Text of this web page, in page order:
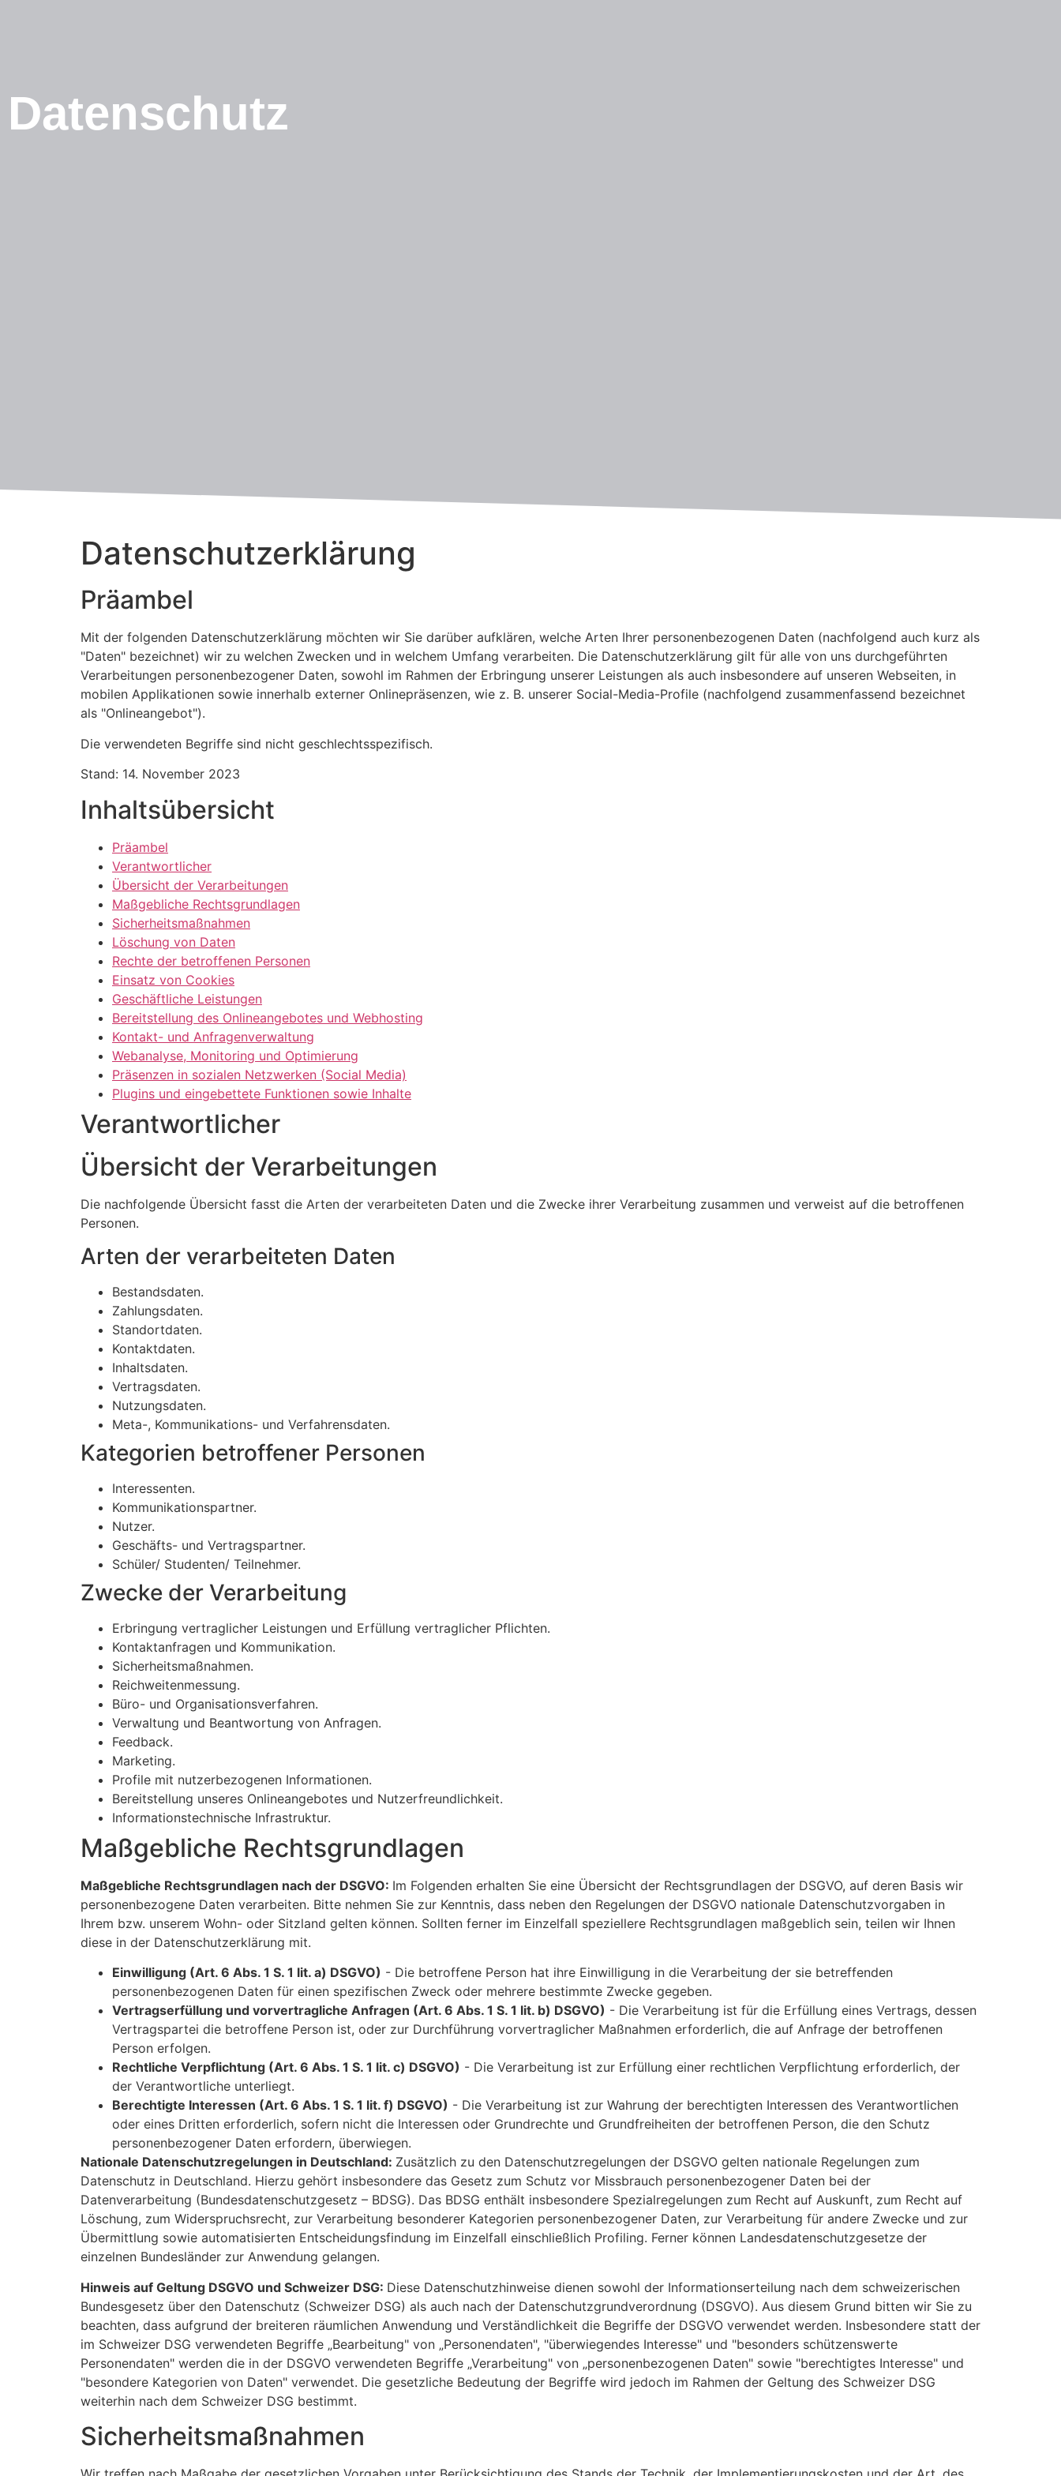
Datenschutz
Datenschutzerklärung
Präambel
Mit der folgenden Datenschutzerklärung möchten wir Sie darüber aufklären, welche Arten Ihrer personenbezogenen Daten (nachfolgend auch kurz als
"Daten" bezeichnet) wir zu welchen Zwecken und in welchem Umfang verarbeiten. Die Datenschutzerklärung gilt für alle von uns durchgeführten
Verarbeitungen personenbezogener Daten, sowohl im Rahmen der Erbringung unserer Leistungen als auch insbesondere auf unseren Webseiten, in
mobilen Applikationen sowie innerhalb externer Onlinepräsenzen, wie z. B. unserer Social-Media-Profile (nachfolgend zusammenfassend bezeichnet
als "Onlineangebot").
Die verwendeten Begriffe sind nicht geschlechtsspezifisch.
Stand: 14. November 2023
Inhaltsübersicht
Präambel
Verantwortlicher
Übersicht der Verarbeitungen
Maßgebliche Rechtsgrundlagen
Sicherheitsmaßnahmen
Löschung von Daten
Rechte der betroffenen Personen
Einsatz von Cookies
Geschäftliche Leistungen
Bereitstellung des Onlineangebotes und Webhosting
Kontakt- und Anfragenverwaltung
Webanalyse, Monitoring und Optimierung
Präsenzen in sozialen Netzwerken (Social Media)
Plugins und eingebettete Funktionen sowie Inhalte
Verantwortlicher
Übersicht der Verarbeitungen
Die nachfolgende Übersicht fasst die Arten der verarbeiteten Daten und die Zwecke ihrer Verarbeitung zusammen und verweist auf die betroffenen
Personen.
Arten der verarbeiteten Daten
Bestandsdaten.
Zahlungsdaten.
Standortdaten.
Kontaktdaten.
Inhaltsdaten.
Vertragsdaten.
Nutzungsdaten.
Meta-, Kommunikations- und Verfahrensdaten.
Kategorien betroffener Personen
Interessenten.
Kommunikationspartner.
Nutzer.
Geschäfts- und Vertragspartner.
Schüler/ Studenten/ Teilnehmer.
Zwecke der Verarbeitung
Erbringung vertraglicher Leistungen und Erfüllung vertraglicher Pflichten.
Kontaktanfragen und Kommunikation.
Sicherheitsmaßnahmen.
Reichweitenmessung.
Büro- und Organisationsverfahren.
Verwaltung und Beantwortung von Anfragen.
Feedback.
Marketing.
Profile mit nutzerbezogenen Informationen.
Bereitstellung unseres Onlineangebotes und Nutzerfreundlichkeit.
Informationstechnische Infrastruktur.
Maßgebliche Rechtsgrundlagen
Maßgebliche Rechtsgrundlagen nach der DSGVO: Im Folgenden erhalten Sie eine Übersicht der Rechtsgrundlagen der DSGVO, auf deren Basis wir
personenbezogene Daten verarbeiten. Bitte nehmen Sie zur Kenntnis, dass neben den Regelungen der DSGVO nationale Datenschutzvorgaben in
Ihrem bzw. unserem Wohn- oder Sitzland gelten können. Sollten ferner im Einzelfall speziellere Rechtsgrundlagen maßgeblich sein, teilen wir Ihnen
diese in der Datenschutzerklärung mit.
Einwilligung (Art. 6 Abs. 1 S. 1 lit. a) DSGVO) - Die betroffene Person hat ihre Einwilligung in die Verarbeitung der sie betreffenden
personenbezogenen Daten für einen spezifischen Zweck oder mehrere bestimmte Zwecke gegeben.
Vertragserfüllung und vorvertragliche Anfragen (Art. 6 Abs. 1 S. 1 lit. b) DSGVO) - Die Verarbeitung ist für die Erfüllung eines Vertrags, dessen
Vertragspartei die betroffene Person ist, oder zur Durchführung vorvertraglicher Maßnahmen erforderlich, die auf Anfrage der betroffenen
Person erfolgen.
Rechtliche Verpflichtung (Art. 6 Abs. 1 S. 1 lit. c) DSGVO) - Die Verarbeitung ist zur Erfüllung einer rechtlichen Verpflichtung erforderlich, der
der Verantwortliche unterliegt.
Berechtigte Interessen (Art. 6 Abs. 1 S. 1 lit. f) DSGVO) - Die Verarbeitung ist zur Wahrung der berechtigten Interessen des Verantwortlichen
oder eines Dritten erforderlich, sofern nicht die Interessen oder Grundrechte und Grundfreiheiten der betroffenen Person, die den Schutz
personenbezogener Daten erfordern, überwiegen.
Nationale Datenschutzregelungen in Deutschland: Zusätzlich zu den Datenschutzregelungen der DSGVO gelten nationale Regelungen zum
Datenschutz in Deutschland. Hierzu gehört insbesondere das Gesetz zum Schutz vor Missbrauch personenbezogener Daten bei der
Datenverarbeitung (Bundesdatenschutzgesetz – BDSG). Das BDSG enthält insbesondere Spezialregelungen zum Recht auf Auskunft, zum Recht auf
Löschung, zum Widerspruchsrecht, zur Verarbeitung besonderer Kategorien personenbezogener Daten, zur Verarbeitung für andere Zwecke und zur
Übermittlung sowie automatisierten Entscheidungsfindung im Einzelfall einschließlich Profiling. Ferner können Landesdatenschutzgesetze der
einzelnen Bundesländer zur Anwendung gelangen.
Hinweis auf Geltung DSGVO und Schweizer DSG: Diese Datenschutzhinweise dienen sowohl der Informationserteilung nach dem schweizerischen
Bundesgesetz über den Datenschutz (Schweizer DSG) als auch nach der Datenschutzgrundverordnung (DSGVO). Aus diesem Grund bitten wir Sie zu
beachten, dass aufgrund der breiteren räumlichen Anwendung und Verständlichkeit die Begriffe der DSGVO verwendet werden. Insbesondere statt der
im Schweizer DSG verwendeten Begriffe „Bearbeitung" von „Personendaten", "überwiegendes Interesse" und "besonders schützenswerte
Personendaten" werden die in der DSGVO verwendeten Begriffe „Verarbeitung" von „personenbezogenen Daten" sowie "berechtigtes Interesse" und
"besondere Kategorien von Daten" verwendet. Die gesetzliche Bedeutung der Begriffe wird jedoch im Rahmen der Geltung des Schweizer DSG
weiterhin nach dem Schweizer DSG bestimmt.
Sicherheitsmaßnahmen